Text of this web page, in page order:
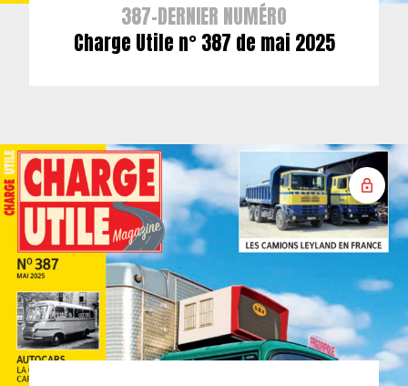
387-DERNIER NUMÉRO
Charge Utile n° 387 de mai 2025